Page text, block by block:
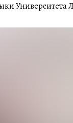
Университета